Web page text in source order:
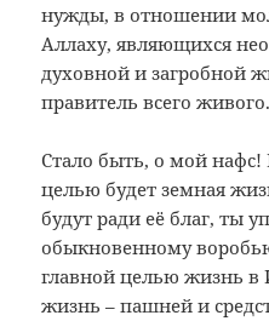
нужды, в отношении
Аллаху, являющихся
духовной и загробной
правитель всего живого.
Стало быть, о мой нафс!
целью будет земная
будут ради её благ, ты
обыкновенному
главной целью жизнь
жизнь – пашней и